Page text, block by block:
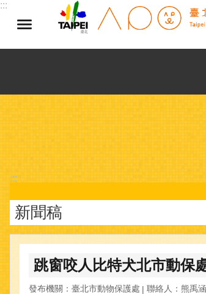
跳到主要內容區塊
:::
:::
新聞稿
跳窗咬人比特犬北市動保
發布機關：臺北市動物保護處 聯絡人：熊禹